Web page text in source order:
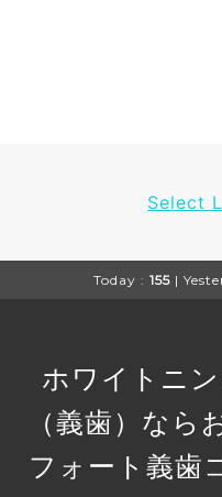
Select
Today : 155 |
ホワイトニ
（義歯）なら
フォート義歯